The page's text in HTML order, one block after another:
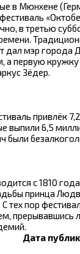
в Мюнхене
в третью
дал мэр города
а первую
Зёдер.
привлёк
выпили 6,5
были
с 1810
принца
тех пор
прерывавшись
Дата